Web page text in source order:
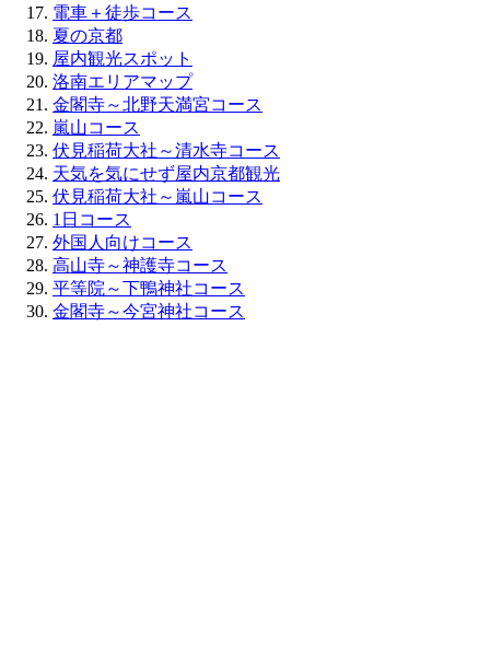
電車＋徒歩コース
夏の京都
屋内観光スポット
洛南エリアマップ
金閣寺～北野天満宮コース
嵐山コース
伏見稲荷大社～清水寺コース
天気を気にせず屋内京都観光
伏見稲荷大社～嵐山コース
1日コース
外国人向けコース
高山寺～神護寺コース
平等院～下鴨神社コース
金閣寺～今宮神社コース